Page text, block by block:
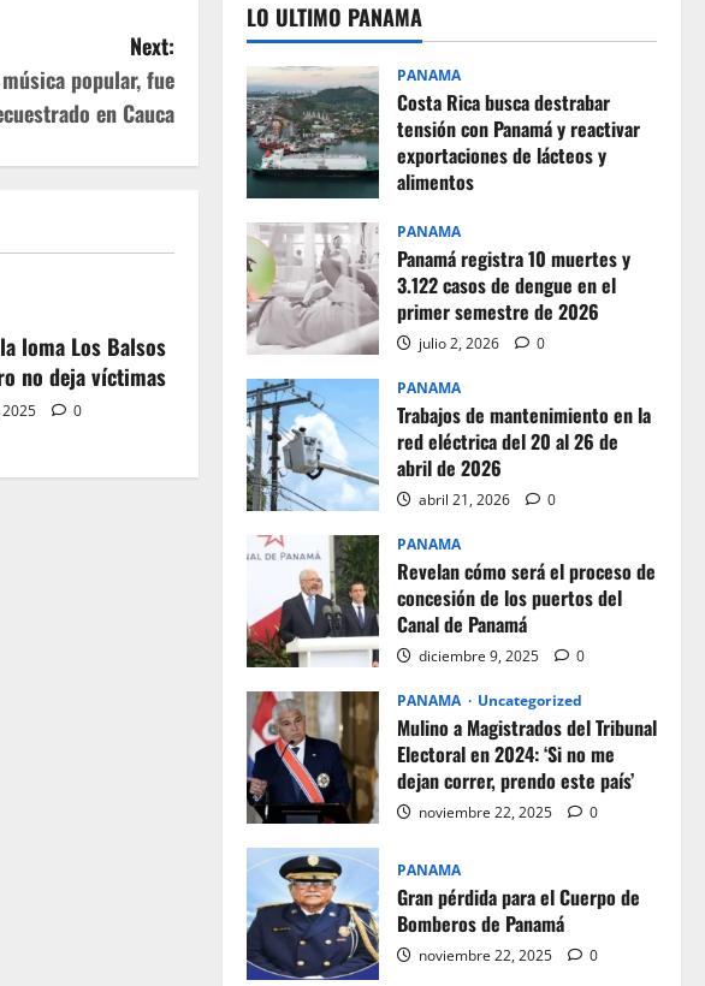
Next:
popular, fue
en Cauca
loma Los Balsos
no deja víctimas
0
LO ULTIMO PANAMA
PANAMA
Costa Rica busca destrabar
tensión con Panamá y reactivar
exportaciones de lácteos y
alimentos
PANAMA
Panamá registra 10 muertes y
3.122 casos de dengue en el
primer semestre de 2026
julio 2, 2026 0
PANAMA
Trabajos de mantenimiento en la
red eléctrica del 20 al 26 de
abril de 2026
abril 21, 2026 0
PANAMA
Revelan cómo será el proceso de
concesión de los puertos del
Canal de Panamá
diciembre 9, 2025 0
PANAMA Uncategorized
Mulino a Magistrados del Tribunal
Electoral en 2024: ‘Si no me
dejan correr, prendo este país’
noviembre 22, 2025 0
PANAMA
Gran pérdida para el Cuerpo de
Bomberos de Panamá
noviembre 22, 2025 0